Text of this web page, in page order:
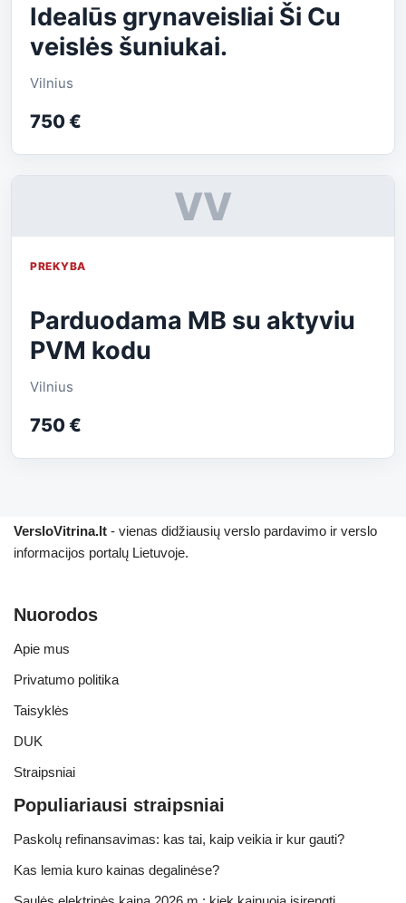
Idealūs grynaveisliai Ši Cu
veislės šuniukai.
Vilnius
750 €
VV
PREKYBA
Parduodama MB su aktyviu
PVM kodu
Vilnius
750 €
VersloVitrina.lt - vienas didžiausių verslo pardavimo ir verslo
informacijos portalų Lietuvoje.
Nuorodos
Apie mus
Privatumo politika
Taisyklės
DUK
Straipsniai
Populiariausi straipsniai
Paskolų refinansavimas: kas tai, kaip veikia ir kur gauti?
Kas lemia kuro kainas degalinėse?